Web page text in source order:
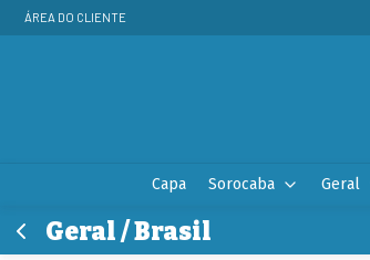
ÁREA DO CLIENTE
Capa Sorocaba Geral
Geral / Brasil